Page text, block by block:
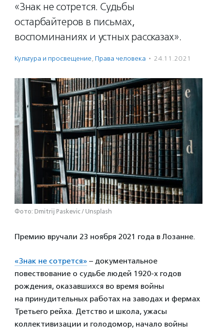
«Знак не сотрется. Судьбы
остарбайтеров в письмах,
воспоминаниях и устных рассказах».
Культура и просвещение, Права человека · 24.11.2021
Фото: Dmitrij Paskevic / Unsplash
Премию вручали 23 ноября 2021 года в Лозанне.
«Знак не сотрется» – документальное
повествование о судьбе людей 1920-х годов
рождения, оказавшихся во время войны
на принудительных работах на заводах и фермах
Третьего рейха. Детство и школа, ужасы
коллективизации и голодомор, начало войны